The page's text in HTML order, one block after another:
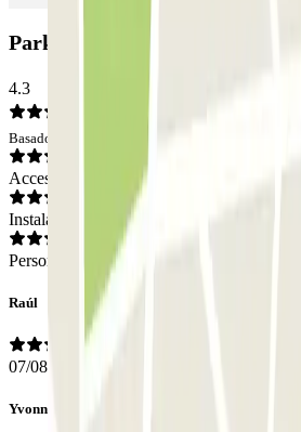
Parking NN Valencia: Opiniones
4.3
Basado en 871 opiniones
Acceso
Instalaciones
Personal
Raúl
07/08/2026
Yvonne